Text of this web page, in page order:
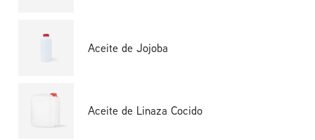
Aceite de Jojoba
Aceite de Linaza Cocido